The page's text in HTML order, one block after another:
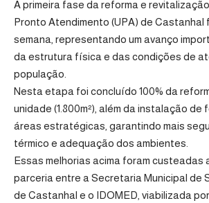
A primeira fase da reforma e
Pronto Atendimento (UPA) de
semana, representando um avanço
da estrutura física e das condições de
população.
Nesta etapa foi concluído 100% da
unidade (1.800m²), além da instalação de
áreas estratégicas, garantindo mais
térmico e adequação dos ambientes.
Essas melhorias acima foram custeadas
parceria entre a Secretaria Municipal de
de Castanhal e o IDOMED, viabilizada